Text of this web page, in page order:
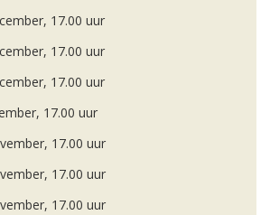
17.00 uur
17.00 uur
17.00 uur
17.00 uur
17.00 uur
17.00 uur
17.00 uur